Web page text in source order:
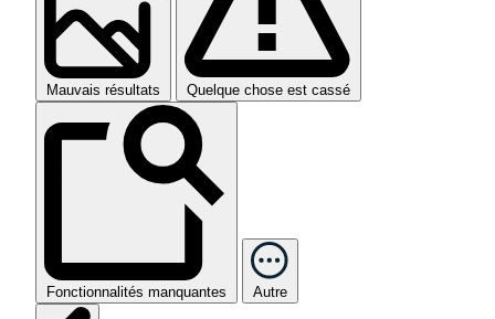
Mauvais résultats Quelque chose est cassé
Fonctionnalités manquantes Autre